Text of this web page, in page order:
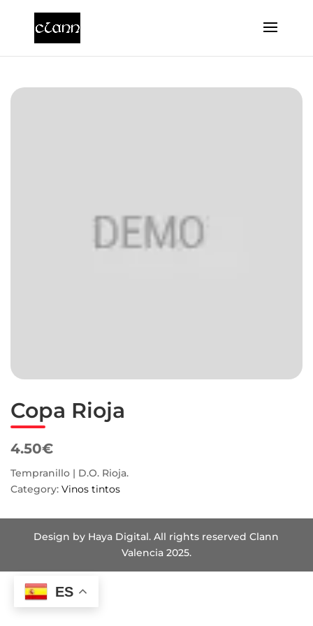
Copa Rioja
4.50€
Tempranillo | D.O. Rioja.
Category: Vinos tintos
Design by Haya Digital. All rights reserved Clann
Valencia 2025.
ES